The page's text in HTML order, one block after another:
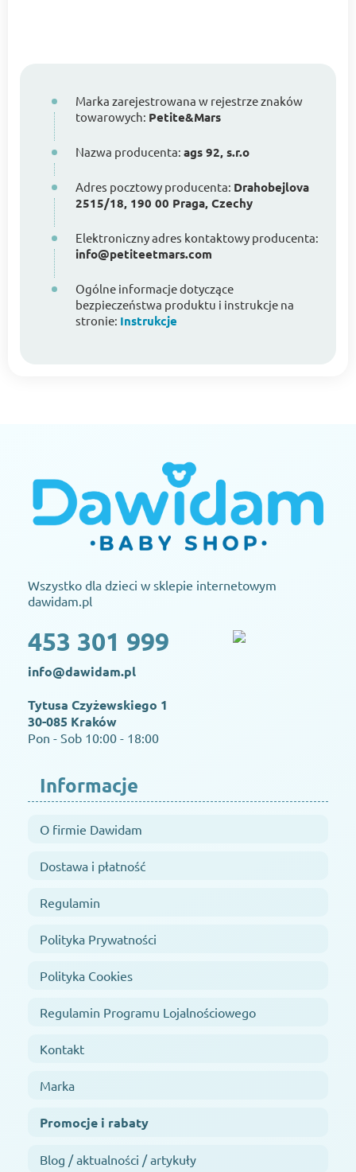
Marka zarejestrowana w rejestrze znaków
towarowych: Petite&Mars
Nazwa producenta: ags 92, s.r.o
Adres pocztowy producenta: Drahobejlova
2515/18, 190 00 Praga, Czechy
Elektroniczny adres kontaktowy producenta:
info@petiteetmars.com
Ogólne informacje dotyczące
bezpieczeństwa produktu i instrukcje na
stronie: Instrukcje
Wszystko dla dzieci w sklepie internetowym
dawidam.pl
453 301 999
info@dawidam.pl
Tytusa Czyżewskiego 1
30-085 Kraków
Pon - Sob 10:00 - 18:00
Informacje
O firmie Dawidam
Dostawa i płatność
Regulamin
Polityka Prywatności
Polityka Cookies
Regulamin Programu Lojalnościowego
Kontakt
Marka
Promocje i rabaty
Blog / aktualności / artykuły